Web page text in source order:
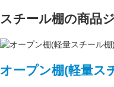
スチール棚の商品
オープン棚(軽量ス